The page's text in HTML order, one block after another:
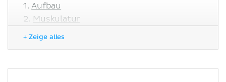
Aufbau
Muskulatur
Funktion
+ Zeige alles